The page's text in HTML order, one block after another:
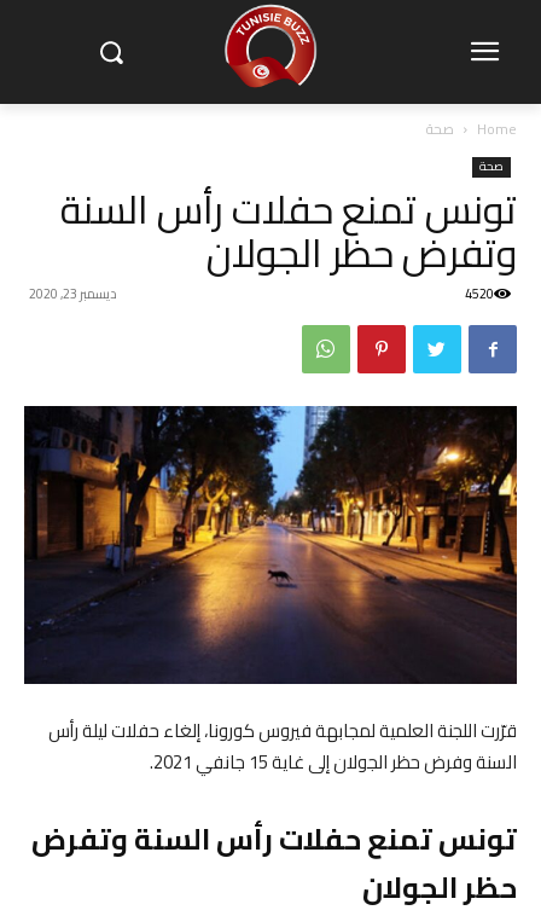
Home صحة
صحة
تونس تمنع حفلات رأس السنة
وتفرض حظر الجولان
ديسمبر 23, 2020 4520
قرّرت اللجنة العلمية لمجابهة فيروس كورونا، إلغاء حفلات ليلة رأس
السنة وفرض حظر الجولان إلى غاية 15 جانفي 2021.
تونس تمنع حفلات رأس السنة وتفرض
حظر الجولان